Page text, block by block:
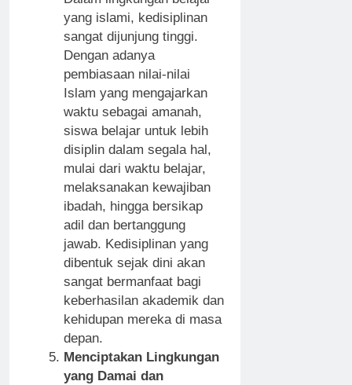
yang islami, kedisiplinan
sangat dijunjung tinggi.
Dengan adanya
pembiasaan nilai-nilai
Islam yang mengajarkan
waktu sebagai amanah,
siswa belajar untuk lebih
disiplin dalam segala hal,
mulai dari waktu belajar,
melaksanakan kewajiban
ibadah, hingga bersikap
adil dan bertanggung
jawab. Kedisiplinan yang
dibentuk sejak dini akan
sangat bermanfaat bagi
keberhasilan akademik dan
kehidupan mereka di masa
depan.
Menciptakan Lingkungan
yang Damai dan